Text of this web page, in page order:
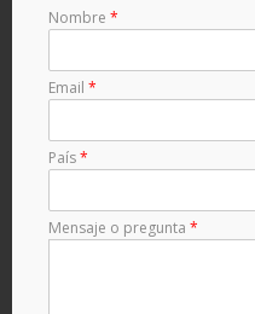
Nombre *
Email *
País*
Mensaje o pregunta *